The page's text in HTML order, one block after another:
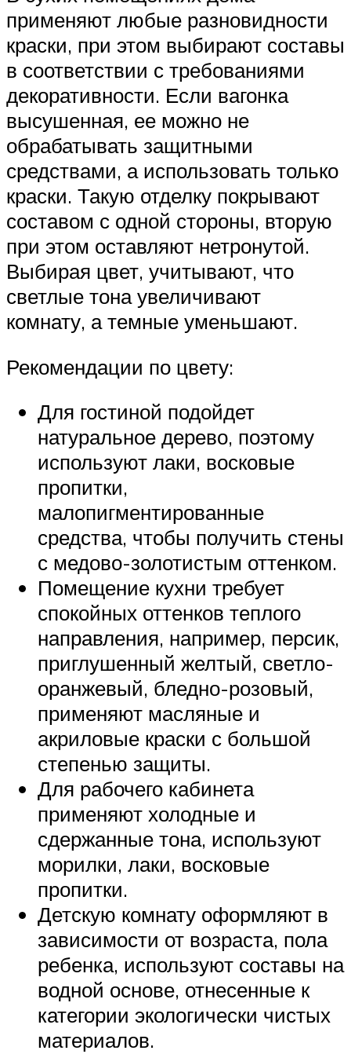
применяют любые разновидности
краски, при этом выбирают составы
в соответствии с требованиями
декоративности. Если вагонка
высушенная, ее можно не
обрабатывать защитными
средствами, а использовать только
краски. Такую отделку покрывают
составом с одной стороны, вторую
при этом оставляют нетронутой.
Выбирая цвет, учитывают, что
светлые тона увеличивают
комнату, а темные уменьшают.
Рекомендации по цвету:
Для гостиной подойдет
натуральное дерево, поэтому
используют лаки, восковые
пропитки,
малопигментированные
средства, чтобы получить стены
с медово-золотистым оттенком.
Помещение кухни требует
спокойных оттенков теплого
направления, например, персик,
приглушенный желтый, светло-
оранжевый, бледно-розовый,
применяют масляные и
акриловые краски с большой
степенью защиты.
Для рабочего кабинета
применяют холодные и
сдержанные тона, используют
морилки, лаки, восковые
пропитки.
Детскую комнату оформляют в
зависимости от возраста, пола
ребенка, используют составы на
водной основе, отнесенные к
категории экологически чистых
материалов.